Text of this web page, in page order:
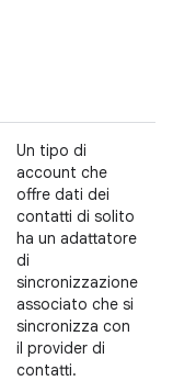
Un tipo di
account che
offre dati dei
contatti di solito
ha un adattatore
di
sincronizzazione
associato che si
sincronizza con
il provider di
contatti.